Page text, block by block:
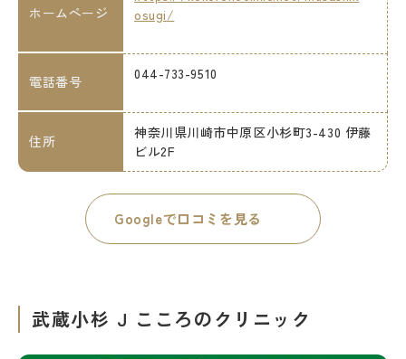
ホームページ
osugi/
電話番号 044-733-9510
住所
神奈川県川崎市中原区小杉町3-430 伊藤
ビル2F
Googleで口コミを見る
武蔵小杉 J こころのクリニック